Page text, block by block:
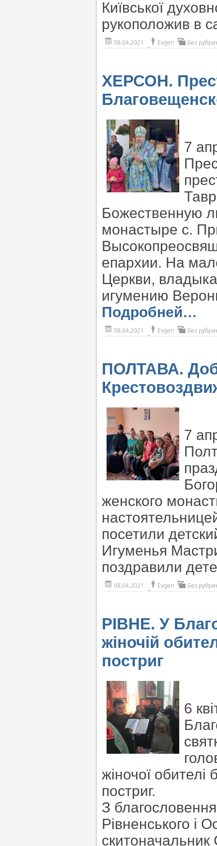
Київської
рукоположив в
08.04.2021 Evgen Без
ХЕРСОН.
7
Божественную
монастыре с.
епархии. На
Церкви,
игумению
Подробней…
08.04.2021 Evgen Без
ПОЛТАВА.
7
женского
посетили
Игуменья
поздравили
08.04.2021 Evgen Без
РІВНЕ. У
жіночій
постриг
6
жіночої
постриг.
З
Рівненського і
скитоначальник